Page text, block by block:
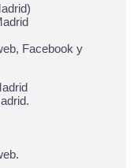
, Facebook y
.